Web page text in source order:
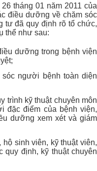
tháng 01 năm 2011 của
điều dưỡng về chăm sóc
tư đã quy định rõ tổ chức,
thể như sau:
dưỡng trong bệnh viện
người bệnh toàn diện
trình kỹ thuật chuyên môn
đặc điểm của bệnh viện,
dưỡng xem xét và giám
sinh viên, kỹ thuật viên,
quy định, kỹ thuật chuyên